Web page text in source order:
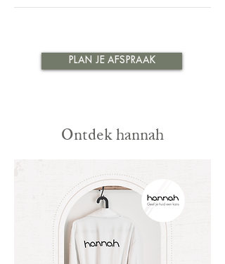
PLAN JE AFSPRAAK
Ontdek hannah